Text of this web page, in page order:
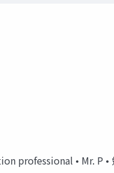
professional • Mr. P •